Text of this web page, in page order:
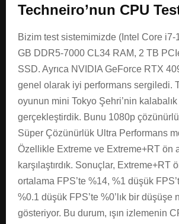
Techneiro’nun CPU
Bizim test sistemimizde (Intel Core
GB DDR5-7000 CL34 RAM, 2 TB
SSD. Ayrıca NVIDIA GeForce RTX
genel olarak iyi performans sergiledi.
oyunun mini Tokyo Şehri’nin
gerçekleştirdik. Bunu 1080p
Süper Çözünürlük Ultra Performans
Özellikle Extreme ve Extreme+RT ön
karşılaştırdık. Sonuçlar, Extreme+RT
ortalama FPS’te %14, %1 düşük
%0.1 düşük FPS’te %0’lık bir düşüşe
gösteriyor. Bu durum, ışın izlemenin